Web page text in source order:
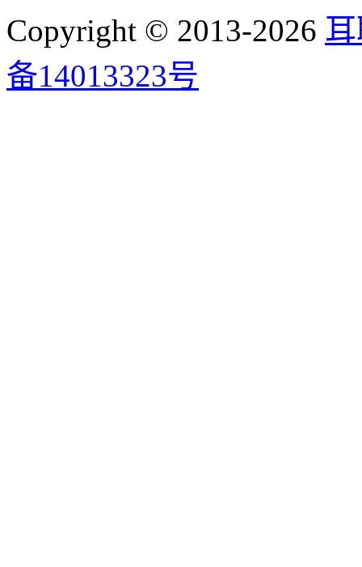
Copyright © 2013-2026
备14013323号